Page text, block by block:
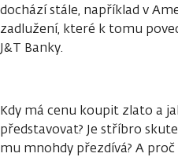
dochází stále, například v
zadlužení, které k tomu
J&T Banky.
Kdy má cenu koupit zlato a
představovat? Je stříbro
mu mnohdy přezdívá? A